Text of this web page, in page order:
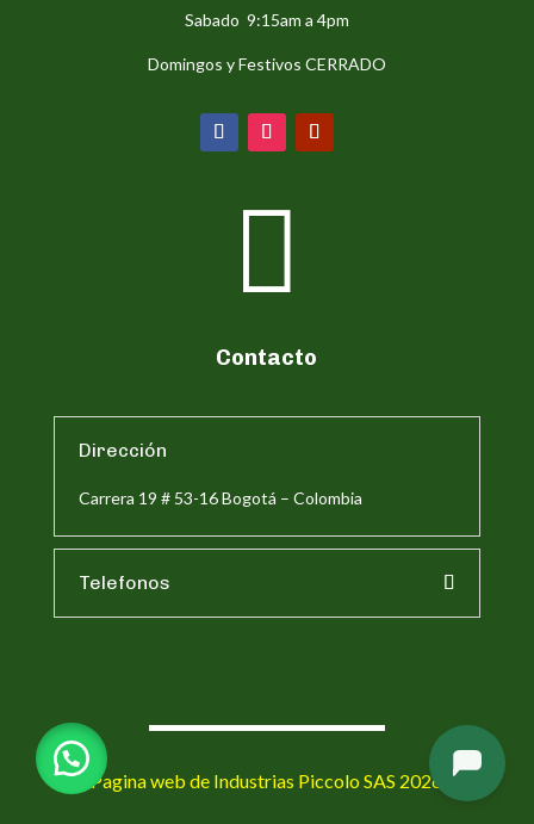
Sabado 9:15am a 4pm
Domingos y Festivos CERRADO

Contacto
Dirección
Carrera 19 # 53-16 Bogotá – Colombia
Telefonos
Pagina web de Industrias Piccolo SAS 2026